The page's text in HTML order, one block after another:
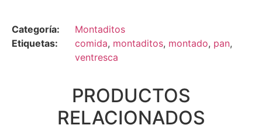
Categoría:
Montaditos
Etiquetas:
comida, montaditos, montado, pan,
ventresca
PRODUCTOS
RELACIONADOS